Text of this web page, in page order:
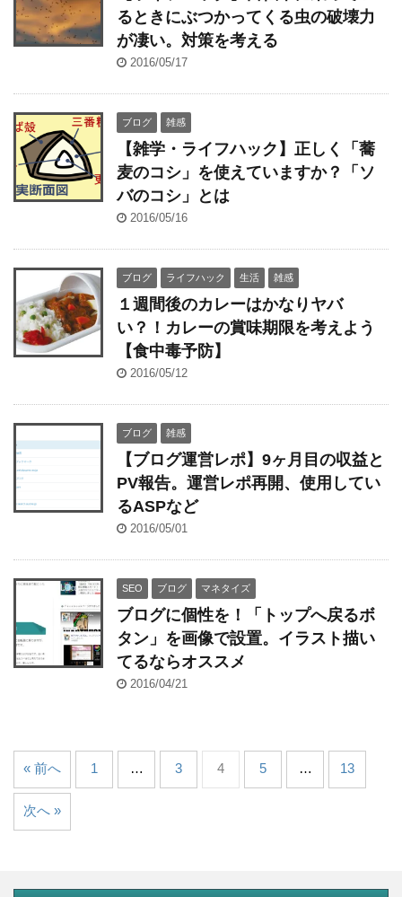
るときにぶつかってくる虫の破壊力
が凄い。対策を考える
2016/05/17
ブログ 雑感
【雑学・ライフハック】正しく「蕎
麦のコシ」を使えていますか？「ソ
バのコシ」とは
2016/05/16
ブログ ライフハック 生活 雑感
１週間後のカレーはかなりヤバ
い？！カレーの賞味期限を考えよう
【食中毒予防】
2016/05/12
ブログ 雑感
【ブログ運営レポ】9ヶ月目の収益と
PV報告。運営レポ再開、使用してい
るASPなど
2016/05/01
SEO ブログ マネタイズ
ブログに個性を！「トップへ戻るボ
タン」を画像で設置。イラスト描い
てるならオススメ
2016/04/21
« 前へ 1 … 3 4 5 … 13
次へ »